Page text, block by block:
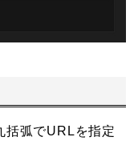
括弧でURLを指定